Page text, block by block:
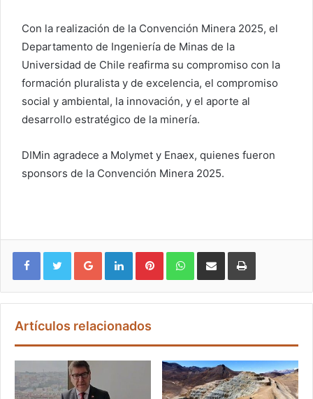
Con la realización de la Convención Minera 2025, el
Departamento de Ingeniería de Minas de la
Universidad de Chile reafirma su compromiso con la
formación pluralista y de excelencia, el compromiso
social y ambiental, la innovación, y el aporte al
desarrollo estratégico de la minería.
DIMin agradece a Molymet y Enaex, quienes fueron
sponsors de la Convención Minera 2025.
Google+ LinkedIn Pinterest WhatsApp
Artículos relacionados